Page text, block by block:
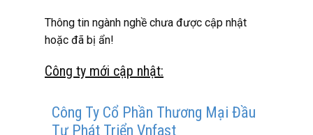
Thông tin ngành nghề chưa được cập nhật
hoặc đã bị ẩn!
Công ty mới cập nhật:
Công Ty Cổ Phần Thương Mại Đầu
Tư Phát Triển Vnfast